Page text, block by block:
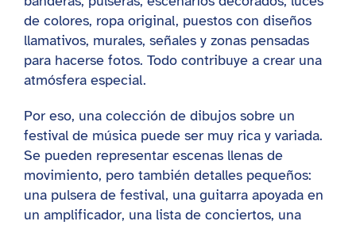
de colores, ropa original, puestos con diseños
llamativos, murales, señales y zonas pensadas
para hacerse fotos. Todo contribuye a crear una
atmósfera especial.
Por eso, una colección de dibujos sobre un
festival de música puede ser muy rica y variada.
Se pueden representar escenas llenas de
movimiento, pero también detalles pequeños:
una pulsera de festival, una guitarra apoyada en
un amplificador, una lista de conciertos, una